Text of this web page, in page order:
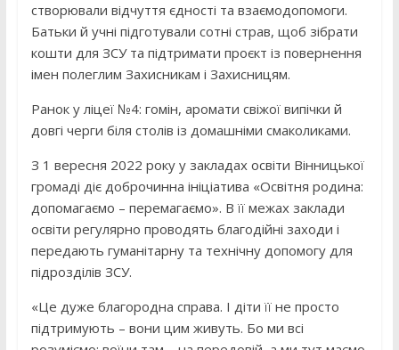
створювали відчуття єдності та взаємодопомоги.
Батьки й учні підготували сотні страв, щоб зібрати
кошти для ЗСУ та підтримати проєкт із повернення
імен полеглим Захисникам і Захисницям.
Ранок у ліцеї №4: гомін, аромати свіжої випічки й
довгі черги біля столів із домашніми смаколиками.
З 1 вересня 2022 року у закладах освіти Вінницької
громаді діє доброчинна ініціатива «Освітня родина:
допомагаємо – перемагаємо». В її межах заклади
освіти регулярно проводять благодійні заходи і
передають гуманітарну та технічну допомогу для
підрозділів ЗСУ.
«Це дуже благородна справа. І діти її не просто
підтримують – вони цим живуть. Бо ми всі